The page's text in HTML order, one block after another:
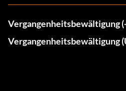
Vergangenheitsbewältigung
Vergangenheitsbewältigung